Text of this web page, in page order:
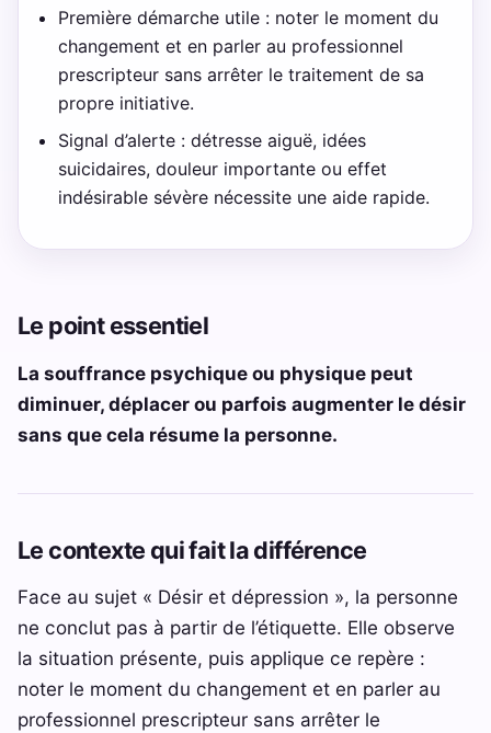
Première démarche utile : noter le moment du
changement et en parler au professionnel
prescripteur sans arrêter le traitement de sa
propre initiative.
Signal d’alerte : détresse aiguë, idées
suicidaires, douleur importante ou effet
indésirable sévère nécessite une aide rapide.
Le point essentiel
La souffrance psychique ou physique peut
diminuer, déplacer ou parfois augmenter le désir
sans que cela résume la personne.
Le contexte qui fait la différence
Face au sujet « Désir et dépression », la personne
ne conclut pas à partir de l’étiquette. Elle observe
la situation présente, puis applique ce repère :
noter le moment du changement et en parler au
professionnel prescripteur sans arrêter le